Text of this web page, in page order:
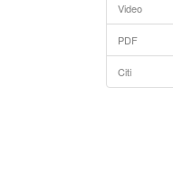
Video
PDF
Citi